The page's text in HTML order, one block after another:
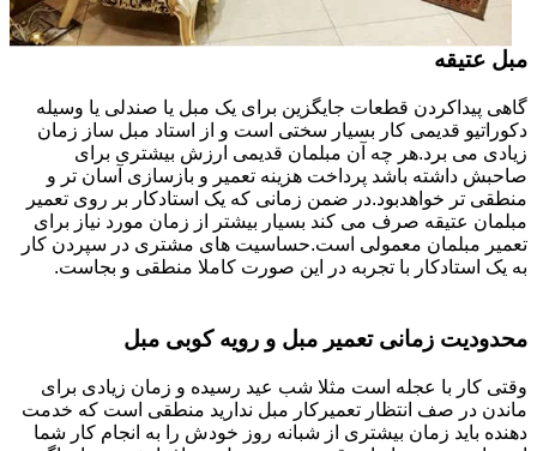
مبل عتیقه
گاهی پیداکردن قطعات جایگزین برای یک مبل یا صندلی یا وسیله
دکوراتیو قدیمی کار بسیار سختی است و از استاد مبل ساز زمان
زیادی می برد.هر چه آن مبلمان قدیمی ارزش بیشتری برای
صاحبش داشته باشد پرداخت هزینه تعمیر و بازسازی آسان تر و
منطقی تر خواهدبود.در ضمن زمانی که یک استادکار بر روی تعمیر
مبلمان عتیقه صرف می کند بسیار بیشتر از زمان مورد نیاز برای
تعمیر مبلمان معمولی است.حساسیت های مشتری در سپردن کار
به یک استادکار با تجربه در این صورت کاملا منطقی و بجاست.
محدودیت زمانی تعمیر مبل و رویه کوبی مبل
وقتی کار با عجله است مثلا شب عید رسیده و زمان زیادی برای
ماندن در صف انتظار تعمیرکار مبل ندارید منطقی است که خدمت
دهنده باید زمان بیشتری از شبانه روز خودش را به انجام کار شما